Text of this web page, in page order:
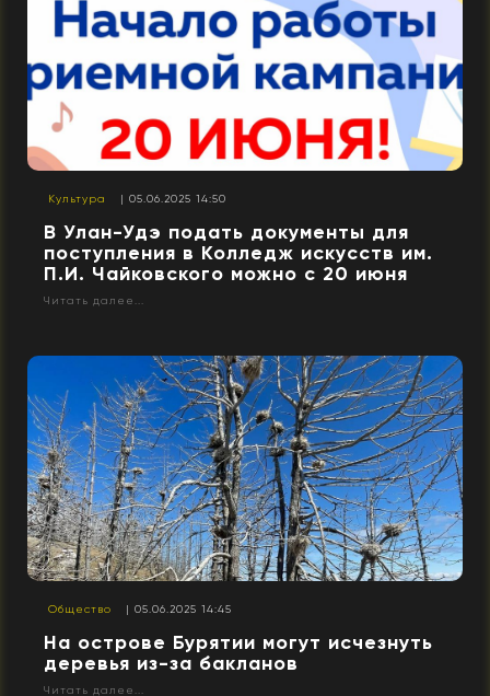
Культура | 05.06.2025 14:50
В Улан-Удэ подать документы для
поступления в Колледж искусств им.
П.И. Чайковского можно с 20 июня
Читать далее...
Общество | 05.06.2025 14:45
На острове Бурятии могут исчезнуть
деревья из-за бакланов
Читать далее...